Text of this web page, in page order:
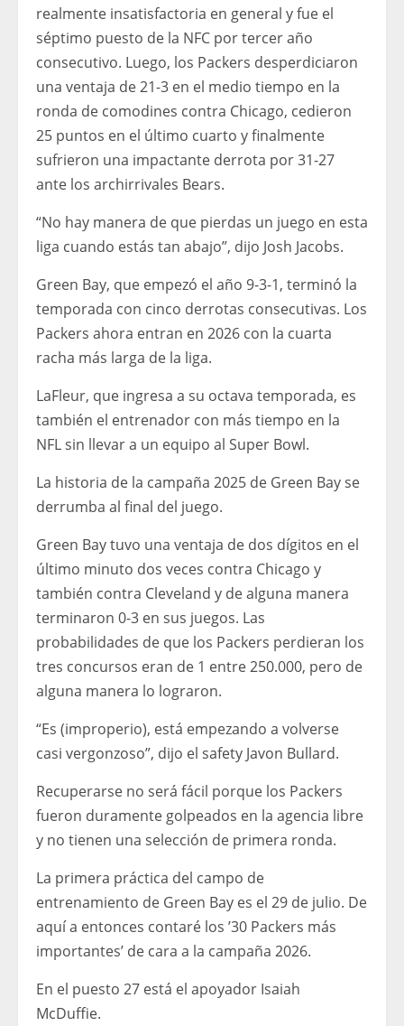
realmente insatisfactoria en general y fue el
séptimo puesto de la NFC por tercer año
consecutivo. Luego, los Packers desperdiciaron
una ventaja de 21-3 en el medio tiempo en la
ronda de comodines contra Chicago, cedieron
25 puntos en el último cuarto y finalmente
sufrieron una impactante derrota por 31-27
ante los archirrivales Bears.
“No hay manera de que pierdas un juego en esta
liga cuando estás tan abajo”, dijo Josh Jacobs.
Green Bay, que empezó el año 9-3-1, terminó la
temporada con cinco derrotas consecutivas. Los
Packers ahora entran en 2026 con la cuarta
racha más larga de la liga.
LaFleur, que ingresa a su octava temporada, es
también el entrenador con más tiempo en la
NFL sin llevar a un equipo al Super Bowl.
La historia de la campaña 2025 de Green Bay se
derrumba al final del juego.
Green Bay tuvo una ventaja de dos dígitos en el
último minuto dos veces contra Chicago y
también contra Cleveland y de alguna manera
terminaron 0-3 en sus juegos. Las
probabilidades de que los Packers perdieran los
tres concursos eran de 1 entre 250.000, pero de
alguna manera lo lograron.
“Es (improperio), está empezando a volverse
casi vergonzoso”, dijo el safety Javon Bullard.
Recuperarse no será fácil porque los Packers
fueron duramente golpeados en la agencia libre
y no tienen una selección de primera ronda.
La primera práctica del campo de
entrenamiento de Green Bay es el 29 de julio. De
aquí a entonces contaré los ’30 Packers más
importantes’ de cara a la campaña 2026.
En el puesto 27 está el apoyador Isaiah
McDuffie.